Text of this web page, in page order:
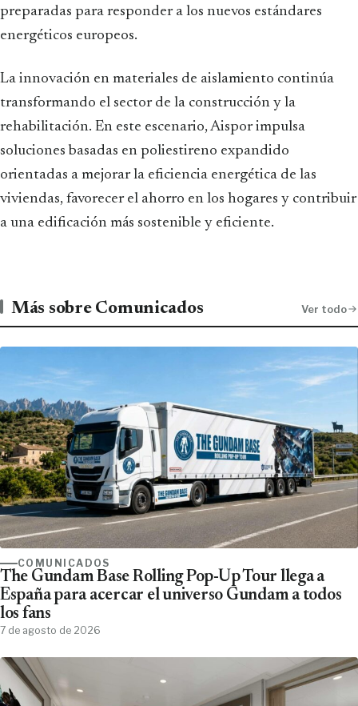
preparadas para responder a los nuevos estándares
energéticos europeos.
La innovación en materiales de aislamiento continúa
transformando el sector de la construcción y la
rehabilitación. En este escenario, Aispor impulsa
soluciones basadas en poliestireno expandido
orientadas a mejorar la eficiencia energética de las
viviendas, favorecer el ahorro en los hogares y contribuir
a una edificación más sostenible y eficiente.
Más sobre Comunicados Ver todo
COMUNICADOS
The Gundam Base Rolling Pop-Up Tour llega a
España para acercar el universo Gundam a todos
los fans
7 de agosto de 2026